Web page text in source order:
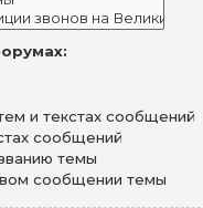
и текстах сообщений
сообщений
темы
сообщении темы